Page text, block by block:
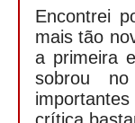
Encontrei
mais tão
a primeira
sobrou